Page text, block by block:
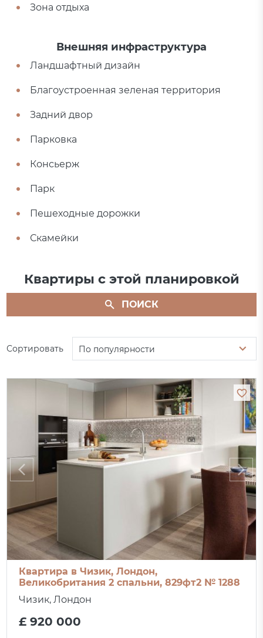
Зона отдыха
Внешняя инфраструктура
Ландшафтный дизайн
Благоустроенная зеленая территория
Задний двор
Парковка
Консьерж
Парк
Пешеходные дорожки
Скамейки
Квартиры с этой планировкой
ПОИСК
Сортировать По популярности
Квартира в Чизик, Лондон,
Великобритания 2 спальни, 829фт2 № 1288
Чизик, Лондон
£ 920 000